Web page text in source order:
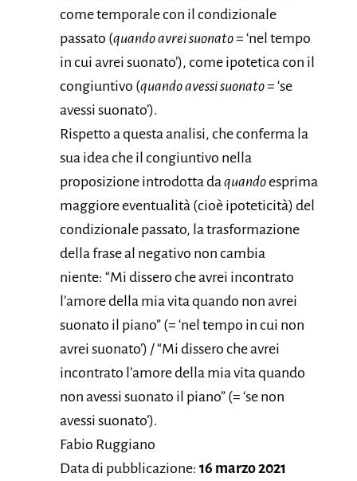
come temporale con il condizionale
passato (quando avrei suonato= ‘nel tempo
in cui avrei suonato’), come ipotetica con il
congiuntivo (quando avessi suonato= ‘se
avessi suonato’).
Rispetto a questa analisi, che conferma la
sua idea che il congiuntivo nella
proposizione introdotta daquandoesprima
maggiore eventualità (cioè ipoteticità) del
condizionale passato, la trasformazione
della frase al negativo non cambia
niente: “Mi dissero che avrei incontrato
l’amore della mia vita quando non avrei
suonato il piano” (= ‘nel tempo in cui non
avrei suonato’) / “Mi dissero che avrei
incontrato l’amore della mia vita quando
non avessi suonato il piano” (= ‘se non
avessi suonato’).
Fabio Ruggiano
Data di pubblicazione: 16 marzo 2021